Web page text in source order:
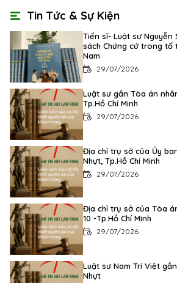
Tin Tức & Sự Kiện
Tiến sĩ- Luật sư Nguyễn
sách Chứng cứ trong tố
Nam
29/07/2026
Luật sư gần Tòa án
Tp.Hồ Chí Minh
29/07/2026
Địa chỉ trụ sở của Ủy
Nhựt, Tp.Hồ Chí Minh
29/07/2026
Địa chỉ trụ sở của Tòa
10 -Tp.Hồ Chí Minh
29/07/2026
Luật sư Nam Trí Việt
Nhựt